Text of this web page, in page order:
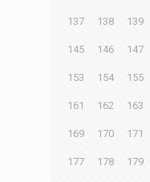
137 138 139
145 146 147
153 154 155
161 162 163
169 170 171
177 178 179